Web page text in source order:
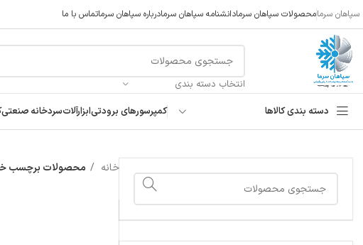
سپاهان سرمامحصولات سپاهان سرمادانشنامه سپاهان سرمادرباره سپاهان سرماتماس با ما
انتخاب دسته بندی
دسته بندی کالاها کمپرسورهای برودتیابزارآلاتسردخانه صنعتی
خانه محصولات برچسب